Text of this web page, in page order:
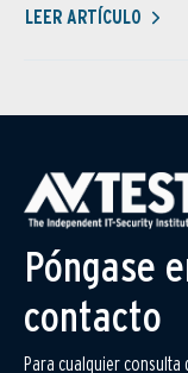
LEER ARTÍCULO
Póngase
contacto
Para cualquier consulta